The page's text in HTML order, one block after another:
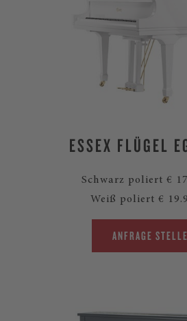
ESSEX FLÜGEL
Schwarz poliert €
Weiß poliert €
ANFRAGE